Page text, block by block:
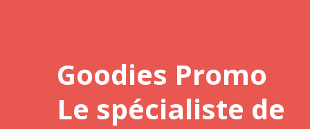
Goodies Promo
Le spécialiste de